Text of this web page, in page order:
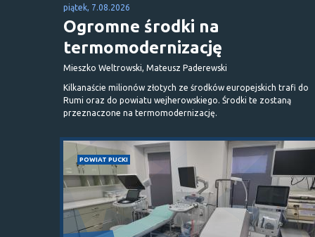
piątek, 7.08.2026
Ogromne środki na
termomodernizację
Mieszko Weltrowski, Mateusz Paderewski
Kilkanaście milionów złotych ze środków europejskich trafi do
Rumi oraz do powiatu wejherowskiego. Środki te zostaną
przeznaczone na termomodernizację.
POWIAT PUCKI